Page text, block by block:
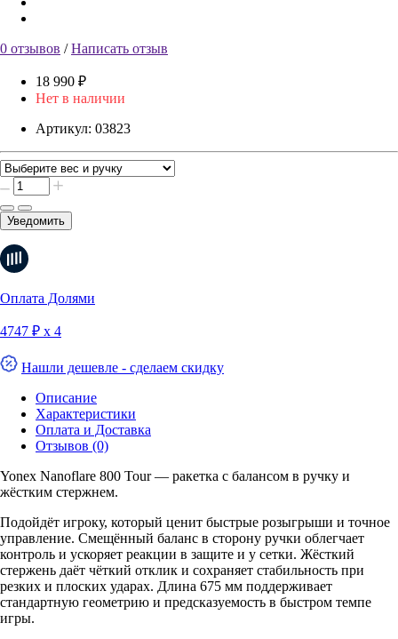
0 отзывов /Написать отзыв
18 990 ₽
Нет в наличии
Артикул: 03823
Уведомить
Оплата Долями
4747 ₽ х 4
Нашли дешевле - сделаем скидку
Описание
Характеристики
Оплата и Доставка
Отзывов (0)
Yonex Nanoflare 800 Tour — ракетка с балансом в ручку и
жёстким стержнем.
Подойдёт игроку, который ценит быстрые розыгрыши и точное
управление. Смещённый баланс в сторону ручки облегчает
контроль и ускоряет реакции в защите и у сетки. Жёсткий
стержень даёт чёткий отклик и сохраняет стабильность при
резких и плоских ударах. Длина 675 мм поддерживает
стандартную геометрию и предсказуемость в быстром темпе
игры.